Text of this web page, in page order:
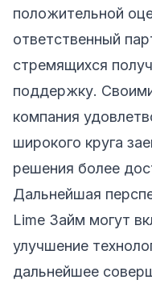
положительной
ответственный
стремящихся
поддержку.
компания
широкого круга
решения более
Дальнейшая
Lime Займ могут
улучшение
дальнейшее